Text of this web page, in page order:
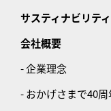
サスティナビリティ
会社概要
- 企業理念
- おかげさまで40周